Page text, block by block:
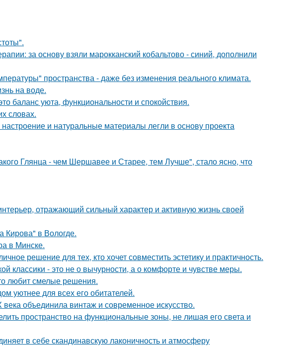
за основу взяли марокканский кобальтово - синий, дополнили
пространства - даже без изменения реального климата.
на воде.
баланс уюта, функциональности и спокойствия.
словах.
и натуральные материалы легли в основу проекта
Глянца - чем Шершавее и Старее, тем Лучше", стало ясно, что
отражающий сильный характер и активную жизнь своей
Кирова" в Вологде.
в Минске.
решение для тех, кто хочет совместить эстетику и практичность.
классики - это не о вычурности, а о комфорте и чувстве меры.
любит смелые решения.
уютнее для всех его обитателей.
объединила винтаж и современное искусство.
пространство на функциональные зоны, не лишая его света и
в себе скандинавскую лаконичность и атмосферу